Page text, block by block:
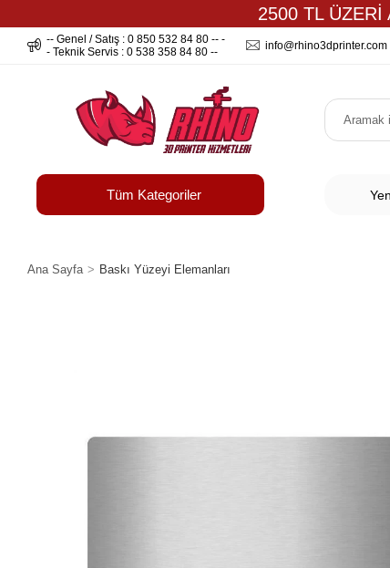
2500 TL
-- Genel / Satış : 0 850 532 84 80 -- -
- Teknik Servis : 0 538 358 84 80 --
info@rhino3dprinter.com
Tüm Kategoriler
Ana Sayfa Baskı Yüzeyi Elemanları